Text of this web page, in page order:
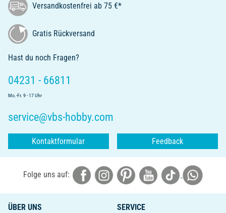
Versandkostenfrei ab 75 €*
Gratis Rückversand
Hast du noch Fragen?
04231 - 66811
Mo.-Fr. 9 - 17 Uhr
service@vbs-hobby.com
Kontaktformular Feedback
Folge uns auf:
ÜBER UNS
SERVICE